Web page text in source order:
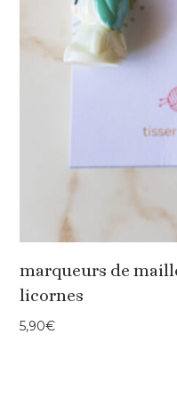
marqueurs de
licornes
5,90€